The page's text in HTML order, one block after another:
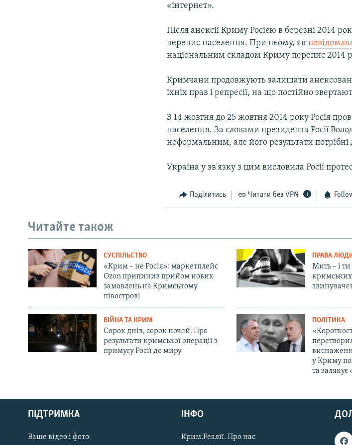
Русский
Qırımtatar
ДОЛУЧАЙСЯ!
«інтернет».
Після анексії Криму Росією в березні 2014
перепис населення. При цьому, як
національним складом Криму перепис 2014
Кримчани продовжують залишати
їхніх прав і репресії, на що постійно
З 14 жовтня до 25 жовтня 2014 року Росія
населення. За словами президента Росії
неформальним, але його результати потрібні
Україна у зв'язку з цим висловила Росії
Поділитись Читати без VPN
Читайте також
СУСПІЛЬСТВО
«Крим – не Росія»: маркетплейс
Ozon припинив прийом нових
замовлень на Кримському
півострові
ПРАВА
Мить – і
кримських
ВІЙНА ТА КРИМ
Сорок днів, сорок ночей. Про
результати кримської операції з
примусу Росії до миру
ПОЛІТИКА
у Криму
та
ПІДТРИМКА
Ваше відео і фото
ІНФО
Крим.Реалії. Про нас